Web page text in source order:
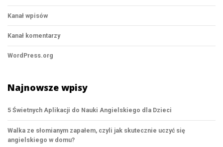
Kanał wpisów
Kanał komentarzy
WordPress.org
Najnowsze wpisy
5 Świetnych Aplikacji do Nauki Angielskiego dla Dzieci
Walka ze słomianym zapałem, czyli jak skutecznie uczyć się
angielskiego w domu?